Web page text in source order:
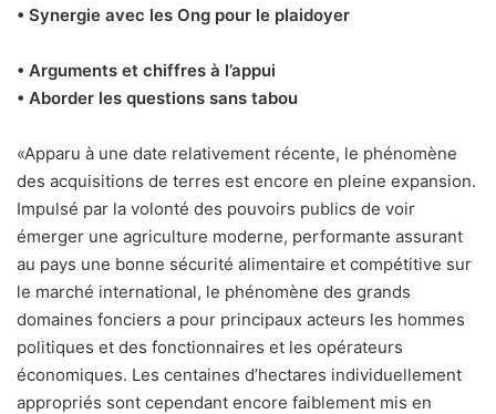
• Synergie avec les Ong pour le plaidoyer
• Arguments et chiffres à l’appui
• Aborder les questions sans tabou
«Apparu à une date relativement récente, le phénomène
des acquisitions de terres est encore en pleine expansion.
Impulsé par la volonté des pouvoirs publics de voir
émerger une agriculture moderne, performante assurant
au pays une bonne sécurité alimentaire et compétitive sur
le marché international, le phénomène des grands
domaines fonciers a pour principaux acteurs les hommes
politiques et des fonctionnaires et les opérateurs
économiques. Les centaines d’hectares individuellement
appropriés sont cependant encore faiblement mis en